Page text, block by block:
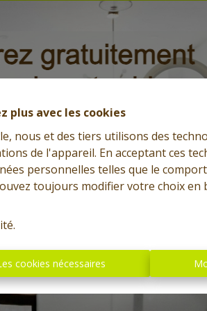
plus avec les cookies
nous et des tiers utilisons des
de l'appareil. En acceptant ces
personnelles telles que le
toujours modifier votre choix en
.
cookies nécessaires